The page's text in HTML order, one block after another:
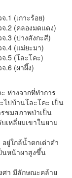
(เกาะร้อย)
(คลองมดแดง)
(ปางสังกะสี)
.4 (แม่ยะมา)
(โละโคะ)
(ผาผึ้ง)
ห่างจากที่ทำการ
ไปบ้านโละโคะ เป็น
รชมสภาพป่าเป็น
เหลี่ยมเขาในยาม
ใกล้น้ำตกเต่าดำ
นหน้าผาสูงขึ้น
า มีลักษณะคล้าย